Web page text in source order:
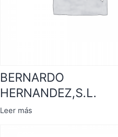
BERNARDO
HERNANDEZ,S.L.
Leer más